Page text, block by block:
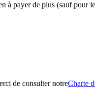
à payer de plus (sauf pour
de consulter notreCharte